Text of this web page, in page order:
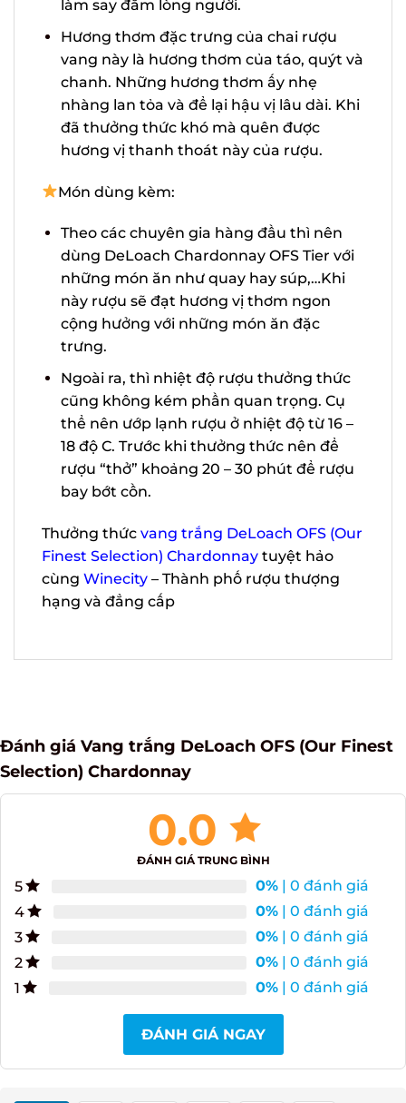
Hương thơm đặc trưng của chai rượu
vang này là hương thơm của táo, quýt
và chanh. Những hương thơm ấy nhẹ
nhàng lan tỏa và để lại hậu vị lâu dài.
Khi đã thưởng thức khó mà quên được
Theo các chuyên gia hàng đầu thì nên
dùng DeLoach Chardonnay OFS Tier
với những món ăn như quay hay súp,…
Khi này rượu sẽ đạt hương vị thơm
ngon cộng hưởng với những món ăn
Ngoài ra, thì nhiệt độ rượu thưởng thức
cũng không kém phần quan trọng. Cụ
thể nên ướp lạnh rượu ở nhiệt độ từ 16
– 18 độ C. Trước khi thưởng thức nên để
rượu “thở” khoảng 20 – 30 phút để
Thưởng thứcvang trắng DeLoach OFS
(Our Finest Selection) Chardonnaytuyệt
hảo cùngWinecity
Đánh giá Vang trắng DeLoach OFS (Our
Finest Selection) Chardonnay
0.0
ĐÁNH GIÁ TRUNG BÌNH
5 0%| 0 đánh giá
4
0%| 0 đánh giá
3
0%| 0 đánh giá
2
0%| 0 đánh giá
ĐÁNH GIÁ NGAY